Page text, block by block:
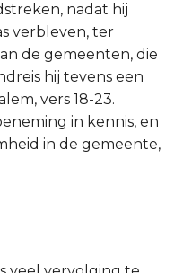
nadat hij
verbleven, ter
de gemeenten, die
hij tevens een
vers 18-23.
in kennis, en
in de gemeente,